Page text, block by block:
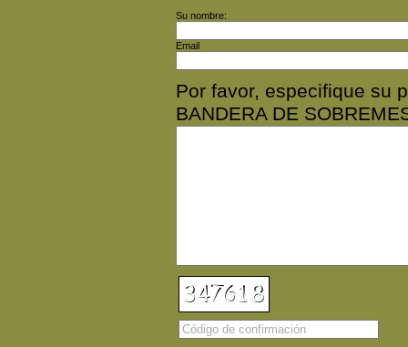
Su nombre:
Email
Por favor, especifique su
BANDERA DE